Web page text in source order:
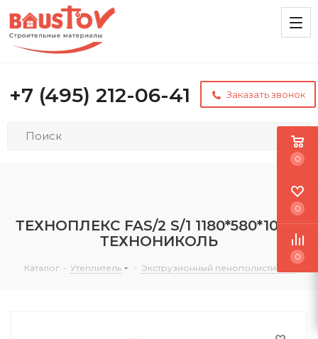
+7 (495) 212-06-41 Заказать звонок
ТЕХНОПЛЕКС FAS/2 S/1 1180*580*100-L
ТЕХНОНИКОЛЬ
Каталог - Утеплитель - Экструзионный пенополистирол
0
0
0